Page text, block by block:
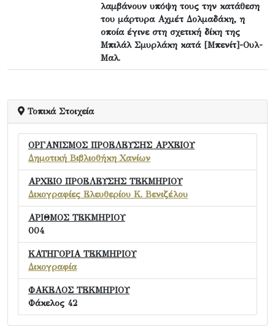
λαμβάνουν υπόψη τους την κατάθεση
του μάρτυρα Αχμέτ Δολμαδάκη, η
οποία έγινε στη σχετική δίκη της
Μπιλάλ Σμυρλάκη κατά [Μπενίτ]-Ουλ-
Μαλ.
Τοπικά Στοιχεία
ΟΡΓΑΝΙΣΜΟΣ ΠΡΟΕΛΕΥΣΗΣ ΑΡΧΕΙΟΥ
Δημοτική Βιβλιοθήκη Χανίων
ΑΡΧΕΙΟ ΠΡΟΕΛΕΥΣΗΣ ΤΕΚΜΗΡΙΟΥ
Δικογραφίες Ελευθερίου Κ. Βενιζέλου
ΑΡΙΘΜΟΣ ΤΕΚΜΗΡΙΟΥ
004
ΚΑΤΗΓΟΡΙΑ ΤΕΚΜΗΡΙΟΥ
Δικογραφία
ΦΑΚΕΛΟΣ ΤΕΚΜΗΡΙΟΥ
Φάκελος 42